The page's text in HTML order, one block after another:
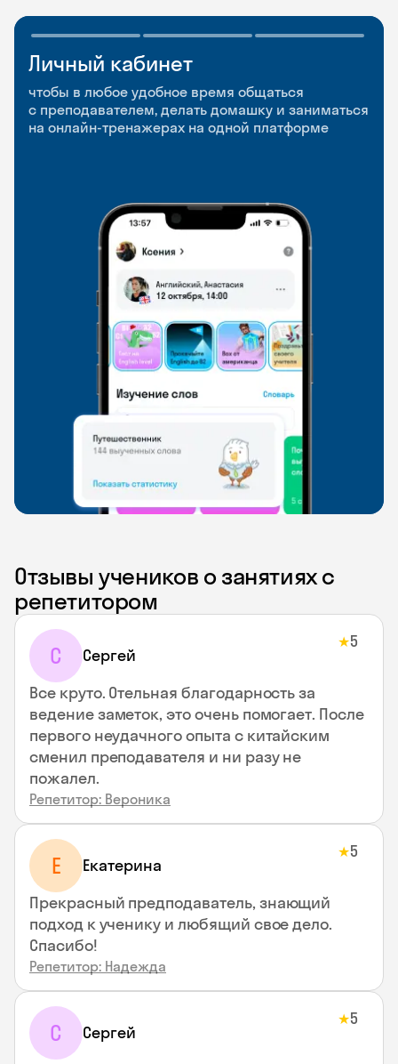
Личный кабинет
чтобы в любое удобное время общаться
с преподавателем, делать домашку и заниматься
на онлайн-тренажерах на одной платформе
Мобильное
приложение
чтобы заниматься и изучать новые слова где
и когда удобно
Разговорные клубы
и Talks
Групповые занятия для разговорной практики
и индивидуальные встречи с преподавателями
Отзывы учеников о занятиях с
репетитором
С Сергей
★5
Все круто. Отельная благодарность за
ведение заметок, это очень помогает. После
первого неудачного опыта с китайским
сменил преподавателя и ни разу не
пожалел.
Репетитор: Вероника
Е Екатерина
★5
Прекрасный предподаватель, знающий
подход к ученику и любящий свое дело.
Спасибо!
Репетитор: Надежда
С Сергей
★5